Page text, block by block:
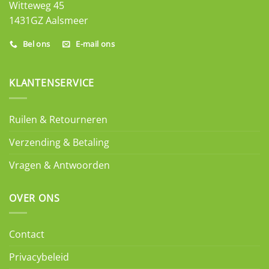
Witteweg 45
1431GZ Aalsmeer
Bel ons E-mail ons
KLANTENSERVICE
Ruilen & Retourneren
Verzending & Betaling
Vragen & Antwoorden
OVER ONS
Contact
Privacybeleid